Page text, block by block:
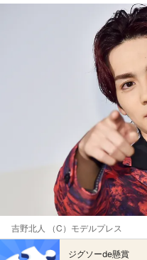
吉野北人 （C）モデルプレス
ジグソーde懸賞